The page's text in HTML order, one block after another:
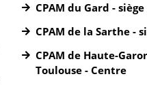
CPAM du Gard -
CPAM de la Sarthe -
CPAM de Haute-
Toulouse - Centre